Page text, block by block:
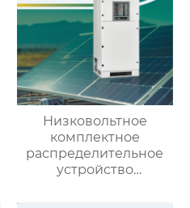
Низковольтное
комплектное
распределительное
устройство